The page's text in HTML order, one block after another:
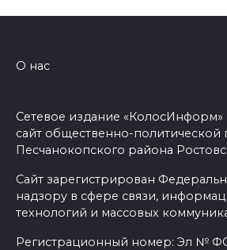
О нас
Сетевое издание
сайт общественно-политической
Песчанокопского района
Сайт зарегистрирован
надзору в сфере связи,
технологий и массовых
Регистрационный номер: Эл №